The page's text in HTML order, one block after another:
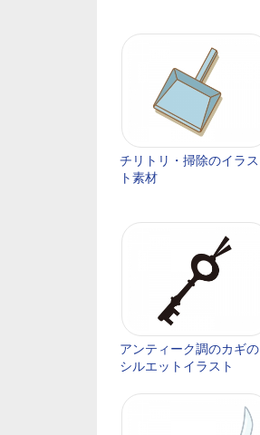
チリトリ・掃除のイラス
ト素材
アンティーク調のカギの
シルエットイラスト